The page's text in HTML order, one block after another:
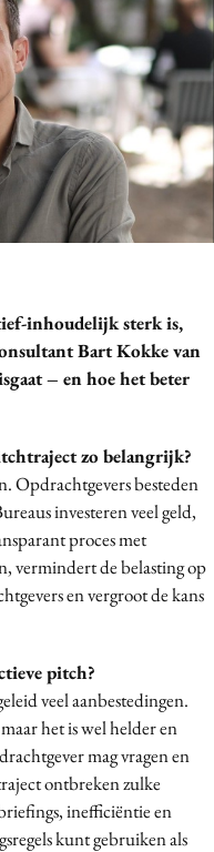
inhoudelijk sterk is,
Bart Kokke van
– en hoe het beter
zo belangrijk?
Opdrachtgevers besteden
investeren veel geld,
proces met
vermindert de belasting op
en vergroot de kans
pitch?
veel aanbestedingen.
het is wel helder en
mag vragen en
ontbreken zulke
inefficiëntie en
kunt gebruiken als